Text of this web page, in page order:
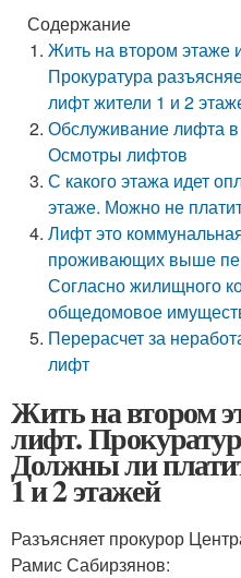
Содержание
Жить на втором этаже
Прокуратура
лифт жители 1 и 2
Обслуживание лифта
Осмотры лифтов
С какого этажа идет
этаже. Можно не
Лифт это
проживающих выше
Согласно жилищного
общедомовое
Перерасчет за
лифт
Жить на втором
лифт.
Должны ли
1 и 2 этажей
Разъясняет прокурор
Рамис Сабирзянов: